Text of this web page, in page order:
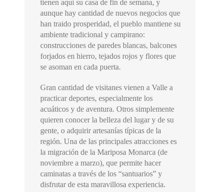
tienen aquí su casa de fin de semana, y
aunque hay cantidad de nuevos negocios que
han traido prosperidad, el pueblo mantiene su
ambiente tradicional y campirano:
construcciones de paredes blancas, balcones
forjados en hierro, tejados rojos y flores que
se asoman en cada puerta.
Gran cantidad de visitanes vienen a Valle a
practicar deportes, especialmente los
acuáticos y de aventura. Otros simplemente
quieren conocer la belleza del lugar y de su
gente, o adquirir artesanías típicas de la
región. Una de las principales atracciones es
la migración de la Mariposa Monarca (de
noviembre a marzo), que permite hacer
caminatas a través de los “santuarios” y
disfrutar de esta maravillosa experiencia.